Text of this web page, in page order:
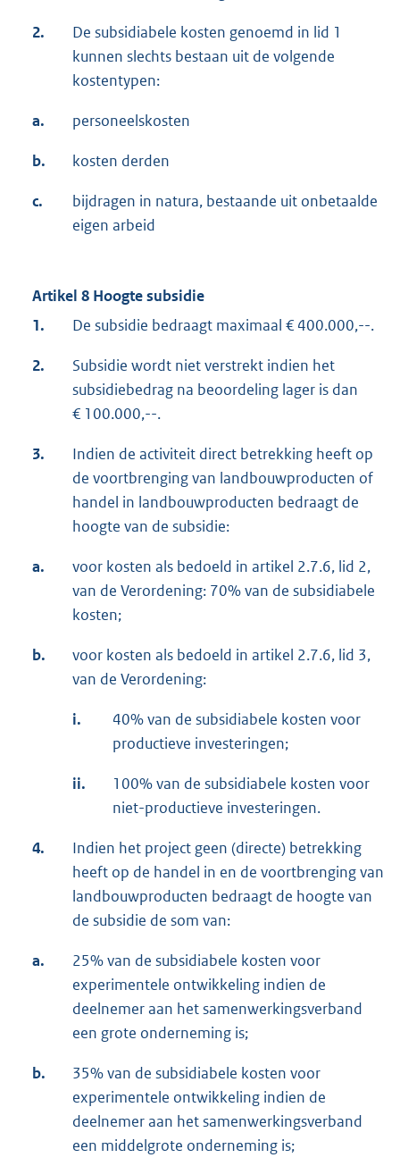
2.
De subsidiabele kosten genoemd in lid 1
kunnen slechts bestaan uit de volgende
kostentypen:
a. personeelskosten
b. kosten derden
c.
bijdragen in natura, bestaande uit onbetaalde
eigen arbeid
Artikel 8 Hoogte subsidie
1.
De subsidie bedraagt maximaal € 400.000,--.
2.
Subsidie wordt niet verstrekt indien het
subsidiebedrag na beoordeling lager is dan
€ 100.000,--.
3.
Indien de activiteit direct betrekking heeft op
de voortbrenging van landbouwproducten of
handel in landbouwproducten bedraagt de
hoogte van de subsidie:
a.
voor kosten als bedoeld in artikel 2.7.6, lid 2,
van de Verordening: 70% van de subsidiabele
kosten;
b.
voor kosten als bedoeld in artikel 2.7.6, lid 3,
van de Verordening:
i.
40% van de subsidiabele kosten voor
productieve investeringen;
ii.
100% van de subsidiabele kosten voor
niet-productieve investeringen.
4.
Indien het project geen (directe) betrekking
heeft op de handel in en de voortbrenging van
landbouwproducten bedraagt de hoogte van
de subsidie de som van:
a.
25% van de subsidiabele kosten voor
experimentele ontwikkeling indien de
deelnemer aan het samenwerkingsverband
een grote onderneming is;
b.
35% van de subsidiabele kosten voor
experimentele ontwikkeling indien de
deelnemer aan het samenwerkingsverband
een middelgrote onderneming is;